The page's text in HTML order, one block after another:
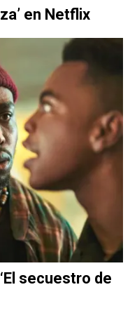
en Netflix
secuestro de